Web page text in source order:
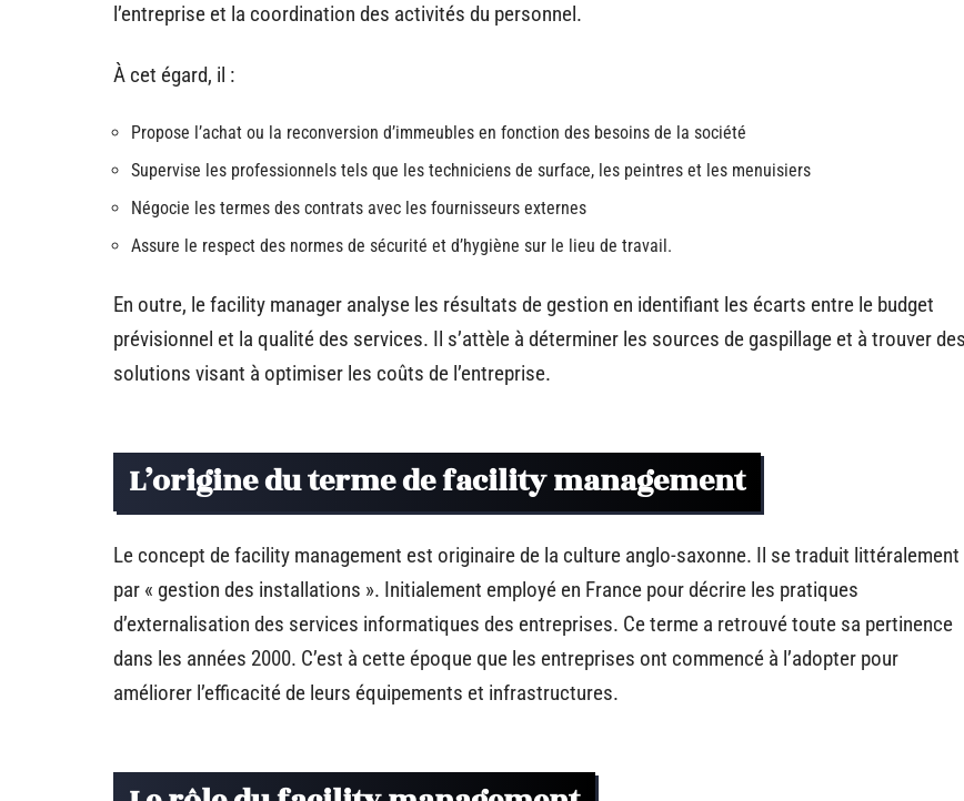
l’entreprise et la coordination des activités du personnel.
À cet égard, il :
Propose l’achat ou la reconversion d’immeubles en fonction des besoins de la société
Supervise les professionnels tels que les techniciens de surface, les peintres et les menuisiers
Négocie les termes des contrats avec les fournisseurs externes
Assure le respect des normes de sécurité et d’hygiène sur le lieu de travail.
En outre, le facility manager analyse les résultats de gestion en identifiant les écarts entre le budget
prévisionnel et la qualité des services. Il s’attèle à déterminer les sources de gaspillage et à trouver des
solutions visant à optimiser les coûts de l’entreprise.
L’origine du terme de facility management
Le concept de facility management est originaire de la culture anglo-saxonne. Il se traduit littéralement
par « gestion des installations ». Initialement employé en France pour décrire les pratiques
d’externalisation des services informatiques des entreprises. Ce terme a retrouvé toute sa pertinence
dans les années 2000. C’est à cette époque que les entreprises ont commencé à l’adopter pour
améliorer l’efficacité de leurs équipements et infrastructures.